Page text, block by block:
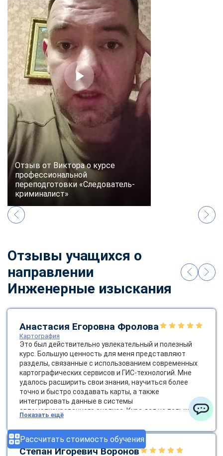
Рассчитать стоимость обучения
Отзыв от Виктора о курсе
профессиональной
переподготовки «Следователь-
криминалист»
Отзывы учащихся о
направлении
Инженерные изыскания
Анастасия Егоровна Фролова
Картография
Это был действительно увлекательный и полезный
курс. Большую ценность для меня представляют
разделы, связанные с использованием современных
картографических сервисов и ГИС-технологий. Мне
удалось расширить свои знания, научиться более
точно и быстро создавать карты, а также
интегрировать данные в системы
автоматизированного анализа. Курс дал не только
азы, но и продвинутые навыки, которые я уже начала
применять в своей практике.
Показать ещё
Степан Игоревич Воронов
ChatApp
online
Мессенджеры
Свяжитесь с нами через любой удобный мессенджер!
Telegram WhatsApp
Vkontakte EMail